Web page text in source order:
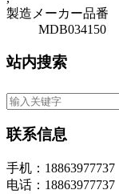
製造メーカー品番
MDB034150
站内搜索
联系信息
手机：18863977737
电话：18863977737